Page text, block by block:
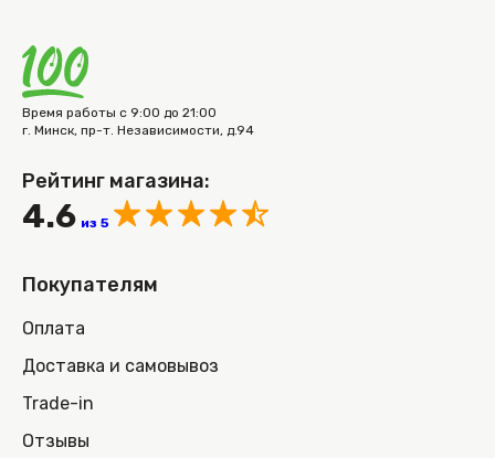
Время работы с 9:00 до 21:00
г. Минск, пр-т. Независимости, д.94
Рейтинг магазина:
4.6 из 5
Покупателям
Оплата
Доставка и самовывоз
Trade-in
Отзывы